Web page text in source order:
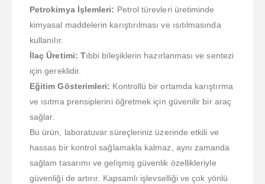
Petrokimya İşlemleri: Petrol türevleri üretiminde
kimyasal maddelerin karıştırılması ve ısıtılmasında
kullanılır.
İlaç Üretimi: Tıbbi bileşiklerin hazırlanması ve sentezi
için gereklidir.
Eğitim Gösterimleri: Kontrollü bir ortamda karıştırma
ve ısıtma prensiplerini öğretmek için güvenilir bir araç
sağlar.
Bu ürün, laboratuvar süreçleriniz üzerinde etkili ve
hassas bir kontrol sağlamakla kalmaz, aynı zamanda
sağlam tasarımı ve gelişmiş güvenlik özellikleriyle
güvenliği de artırır. Kapsamlı işlevselliği ve çok yönlü